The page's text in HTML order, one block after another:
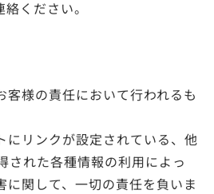
ください。
客様の責任において行われるも
にリンクが設定されている、他
された各種情報の利用によっ
に関して、一切の責任を負いま